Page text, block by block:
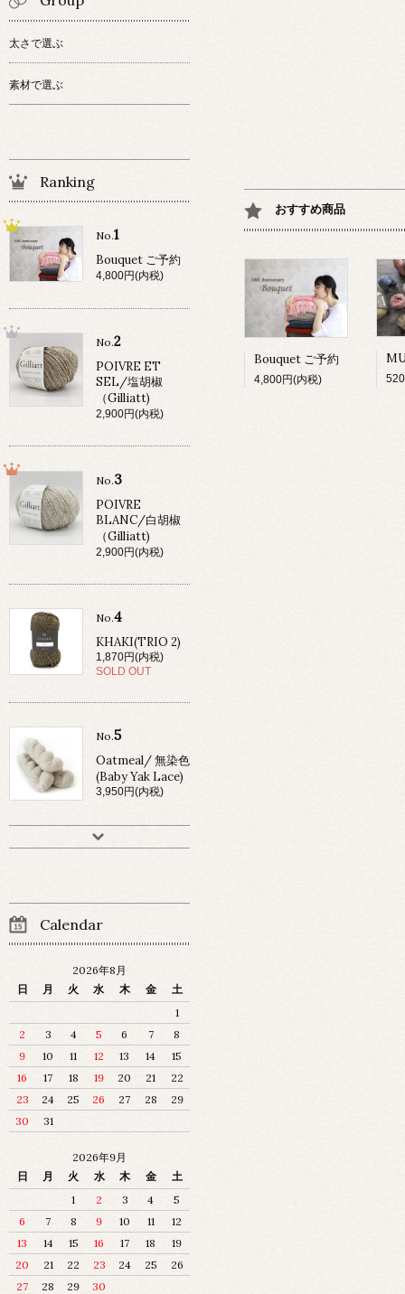
おすすめ商品
Bouquet ご予約
4,800円(内税)
太さで選ぶ
素材で選ぶ
Ranking
No.1
Bouquet ご予約
4,800円(内税)
No.2
POIVRE ET
SEL/塩胡椒
（Gilliatt)
2,900円(内税)
No.3
POIVRE
BLANC/白胡椒
（Gilliatt)
2,900円(内税)
No.4
KHAKI(TRIO 2)
1,870円(内税)
SOLD OUT
No.5
Oatmeal/ 無染色
(Baby Yak Lace)
3,950円(内税)
Calendar
2026年8月
日
月 火 水 木 金
土
1
2
3 4 5 6 7
8
9
10 11 12 13 14
15
16
17 18 19 20 21
22
23
24 25 26 27 28
29
30
31
2026年9月
日
月 火 水 木 金
土
1
2 3 4
5
6
7 8 9 10 11
12
13
14 15 16 17 18
19
20
21 22 23 24 25
26
27
28 29 30